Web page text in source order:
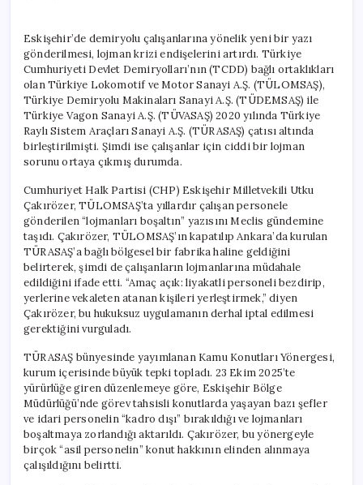
Gündemde:
TÜRASAŞ’a
Tepkiler
Artıyor
için
Eskişehir’de demiryolu çalışanlarına yönelik yeni bir yazı
gönderilmesi, lojman krizi endişelerini artırdı. Türkiye
Cumhuriyeti Devlet Demiryolları’nın (TCDD) bağlı ortaklıkları
olan Türkiye Lokomotif ve Motor Sanayi A.Ş. (TÜLOMSAŞ),
Türkiye Demiryolu Makinaları Sanayi A.Ş. (TÜDEMSAŞ) ile
Türkiye Vagon Sanayi A.Ş. (TÜVASAŞ) 2020 yılında Türkiye
Raylı Sistem Araçları Sanayi A.Ş. (TÜRASAŞ) çatısı altında
birleştirilmişti. Şimdi ise çalışanlar için ciddi bir lojman
sorunu ortaya çıkmış durumda.
Cumhuriyet Halk Partisi (CHP) Eskişehir Milletvekili Utku
Çakırözer, TÜLOMSAŞ’ta yıllardır çalışan personele
gönderilen “lojmanları boşaltın” yazısını Meclis gündemine
taşıdı. Çakırözer, TÜLOMSAŞ’ın kapatılıp Ankara’da kurulan
TÜRASAŞ’a bağlı bölgesel bir fabrika haline geldiğini
belirterek, şimdi de çalışanların lojmanlarına müdahale
edildiğini ifade etti. “Amaç açık: liyakatli personeli bezdirip,
yerlerine vekaleten atanan kişileri yerleştirmek,” diyen
Çakırözer, bu hukuksuz uygulamanın derhal iptal edilmesi
gerektiğini vurguladı.
TÜRASAŞ bünyesinde yayımlanan Kamu Konutları Yönergesi,
kurum içerisinde büyük tepki topladı. 23 Ekim 2025’te
yürürlüğe giren düzenlemeye göre, Eskişehir Bölge
Müdürlüğü’nde görev tahsisli konutlarda yaşayan bazı şefler
ve idari personelin “kadro dışı” bırakıldığı ve lojmanları
boşaltmaya zorlandığı aktarıldı. Çakırözer, bu yönergeyle
birçok “asil personelin” konut hakkının elinden alınmaya
çalışıldığını belirtti.